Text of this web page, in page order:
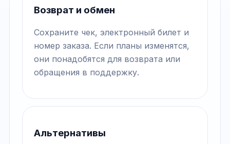
Возврат и обмен
Сохраните чек, электронный билет и
номер заказа. Если планы изменятся,
они понадобятся для возврата или
обращения в поддержку.
Альтернативы